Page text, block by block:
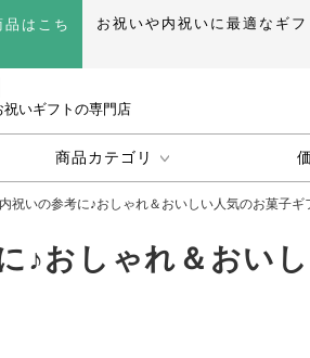
品はこち
お祝いや内祝いに最適なギ
祝いギフトの専門店
商品カテゴリ
祝いの参考に♪おしゃれ＆おいしい人気のお菓子ギ
♪おしゃれ＆おい